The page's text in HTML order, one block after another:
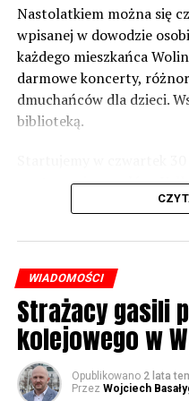
zabezpieczeń. Dopóki nie
norm dopuszczalnego
zrobić. Tam są
zaznacza.
Foto: Wojciech Basałygo
59481 odsłon
Nastolatkiem można się
wpisanej w dowodzie
każdego mieszkańca
darmowe koncerty,
dmuchańców dla dzieci.
biblioteką.
występami zespołów
WIADOMOŚCI
Strażacy gasili
kolejowego w
Opublikowano 2 lata
Przez Wojciech